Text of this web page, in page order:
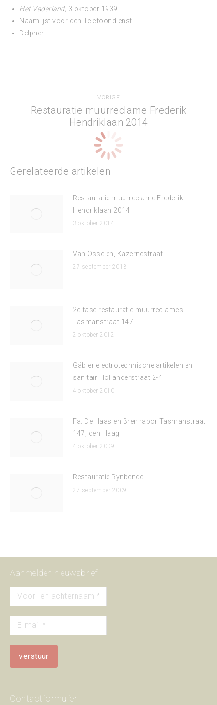
Het Vaderland, 3 oktober 1939
Naamlijst voor den Telefoondienst
Delpher
navigatie
VORIGE
Vorig
bericht
Restauratie muurreclame Frederik
Hendriklaan 2014
Gerelateerde artikelen
Restauratie muurreclame Frederik
Hendriklaan 2014
3 oktober 2014
Van Osselen, Kazernestraat
27 september 2013
2e fase restauratie muurreclames
Tasmanstraat 147
2 oktober 2012
Gäbler electrotechnische artikelen en
sanitair Hollanderstraat 2-4
4 oktober 2010
Fa. De Haas en Brennabor Tasmanstraat
147, den Haag
4 oktober 2009
Restauratie Rynbende
27 september 2009
Aanmelden nieuwsbrief
Contactformulier